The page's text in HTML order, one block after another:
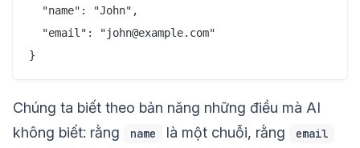
  "name": "John",
  "email": "john@example.com"
Chúng ta biết theo bản năng những điều mà AI
không biết: rằng
name là một chuỗi, rằng email